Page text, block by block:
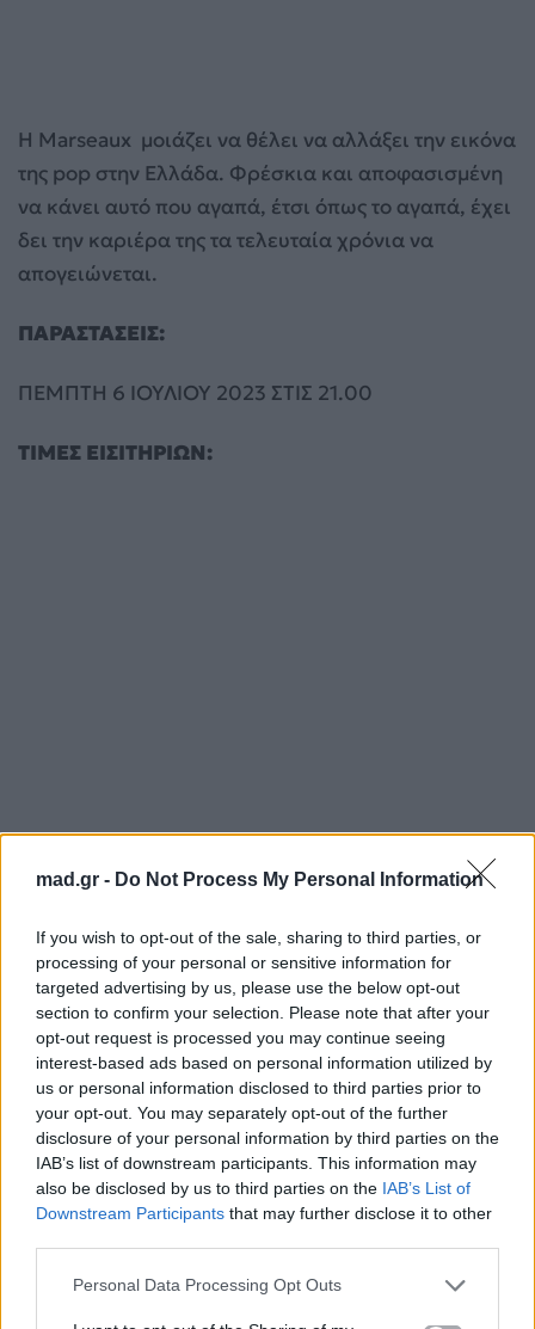
mad.gr - Do Not Process My Personal Information
If you wish to opt-out of the sale, sharing to third parties, or
processing of your personal or sensitive information for
targeted advertising by us, please use the below opt-out
section to confirm your selection. Please note that after your
opt-out request is processed you may continue seeing
interest-based ads based on personal information utilized by
us or personal information disclosed to third parties prior to
your opt-out. You may separately opt-out of the further
disclosure of your personal information by third parties on the
IAB’s list of downstream participants. This information may
also be disclosed by us to third parties on the IAB’s List of
Downstream Participants that may further disclose it to other
Personal Data Processing Opt Outs
Η Marseaux μοιάζει να θέλει να αλλάξει την εικόνα
της pop στην Ελλάδα. Φρέσκια και αποφασισμένη
να κάνει αυτό που αγαπά, έτσι όπως το αγαπά, έχει
δει την καριέρα της τα τελευταία χρόνια να
απογειώνεται.
ΠΑΡΑΣΤΑΣΕΙΣ:
ΠΕΜΠΤΗ 6 ΙΟΥΛΙΟΥ 2023 ΣΤΙΣ 21.00
ΤΙΜΕΣ ΕΙΣΙΤΗΡΙΩΝ:
ΠΛΗΡΟΦΟΡΙΕΣ – ΠΡΟΠΩΛΗΣΗ: 211 7701700,
www.viva.gr,www.ct.gr
Για σχόλια, μηνύματα ή φωτογραφικό υλικό
σχετικά με τοMad.gr, επισκεφτείτε μας στο
Facebook, επικοινωνήστε μέσωTwitterή
ακολουθήστε μας στοInstagram.
STAVENTO Ήβη Αδάμου
Ακολουθήστε το
Mad.gr στο Google
News